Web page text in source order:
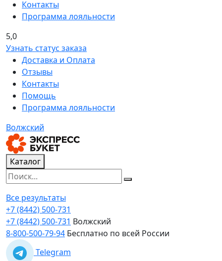
Контакты
Программа лояльности
5,0
Узнать статус заказа
Доставка и Оплата
Отзывы
Контакты
Помощь
Программа лояльности
Волжский
Каталог
Все результаты
+7 (8442) 500-731
+7 (8442) 500-731 Волжский
8-800-500-79-94 Бесплатно по всей России
Telegram